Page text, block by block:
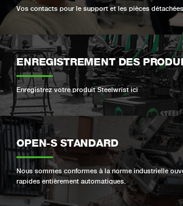
Vos contacts pour le support et les pièces détachées
ENREGISTREMENT DES
Enregistrez votre produit Steelwrist ici
OPEN-S STANDARD
Nous sommes conformes à la norme industrielle
rapides entièrement automatiques.